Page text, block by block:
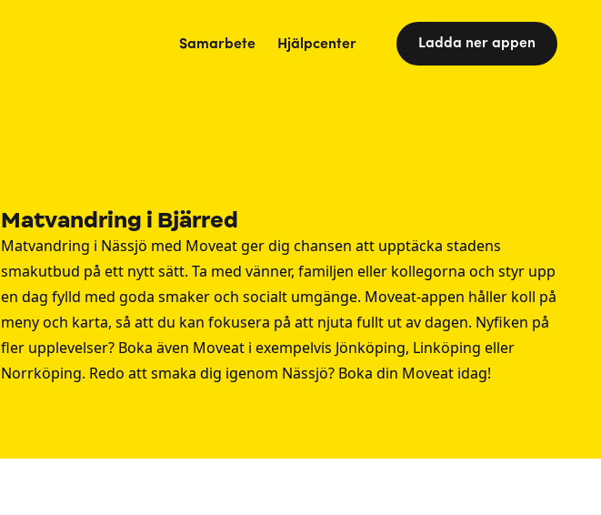
Samarbete Hjälpcenter Ladda ner appen
Matvandring i Bjärred
Matvandring i Nässjö med Moveat ger dig chansen att upptäcka stadens
smakutbud på ett nytt sätt. Ta med vänner, familjen eller kollegorna och styr upp
en dag fylld med goda smaker och socialt umgänge. Moveat-appen håller koll på
meny och karta, så att du kan fokusera på att njuta fullt ut av dagen. Nyfiken på
fler upplevelser? Boka även Moveat i exempelvis Jönköping, Linköping eller
Norrköping. Redo att smaka dig igenom Nässjö? Boka din Moveat idag!